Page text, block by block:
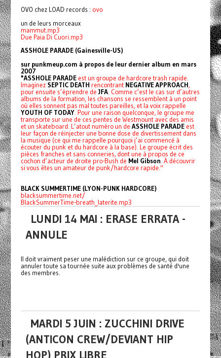
OVO chez LOAD records : ovo
un de leurs morceaux
mammut.mp3
Due Paia Di Cuori.mp3
ASSHOLE PARADE (Gainesville-US)
sur punkmeup.com à propos de leur dernier album en mars
2007
"ASSHOLE PARADEest un groupe de hardcore trash rapide.
Imaginez SEPTIC DEATH rencontrant NEGATIVE APPROACH,
pour ensuite s’éprendre de JFA. Comme c’est le cas sur d’autres
albums de la formation, les chansons se ressemblent à un point
où elles sonnent pas mal toutes pareilles, et la voix rappelle
YOUTH OF TODAY. Pour une raison quelconque, le groupe me
transporte sur une de ces pentes de Westmount avec des amis
et un skateboard. L’atout numéro un de ASSHOLE PARADEest
leur façon de réinjecter une bonne dose de divertissement dans
la musique (ce qui me rappelle pourquoi j’ai commencé à
écouter du punk et du hardcore à la base). Le groupe écrit des
pièces franches et sans conneries, dont une à propos de ce
cochon d’acteur de droite pro-Bush de Mel Gibson. À découvrir
si vous êtes un amateur de punk/hardcore rapide."
BLACK SUMMERTIME (LYON-PUNK HARDCORE)
blacksummertime.net/
BlackSummerTime-breath_laterite.mp3
LUNDI 14 MAI : ERASE ERRATA -
ANNULE
Il doit vraiment peser une malédiction sur ce groupe, qui doit
annuler toute sa tournée suite aux problèmes de santé d'une
des membres.
MARDI 5 JUIN : ZUCCHINI DRIVE
(ANTICON CREW/DEVIANT HIP
HOP) PRIX LIBRE